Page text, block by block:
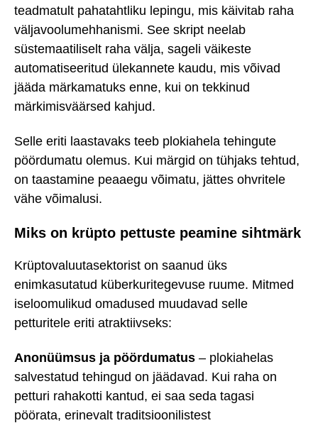
teadmatult pahatahtliku lepingu, mis käivitab raha
väljavoolumehhanismi. See skript neelab
süstemaatiliselt raha välja, sageli väikeste
automatiseeritud ülekannete kaudu, mis võivad
jääda märkamatuks enne, kui on tekkinud
märkimisväärsed kahjud.
Selle eriti laastavaks teeb plokiahela tehingute
pöördumatu olemus. Kui märgid on tühjaks tehtud,
on taastamine peaaegu võimatu, jättes ohvritele
vähe võimalusi.
Miks on krüpto pettuste peamine sihtmärk
Krüptovaluutasektorist on saanud üks
enimkasutatud küberkuritegevuse ruume. Mitmed
iseloomulikud omadused muudavad selle
petturitele eriti atraktiivseks:
Anonüümsus ja pöördumatus – plokiahelas
salvestatud tehingud on jäädavad. Kui raha on
petturi rahakotti kantud, ei saa seda tagasi
pöörata, erinevalt traditsioonilistest